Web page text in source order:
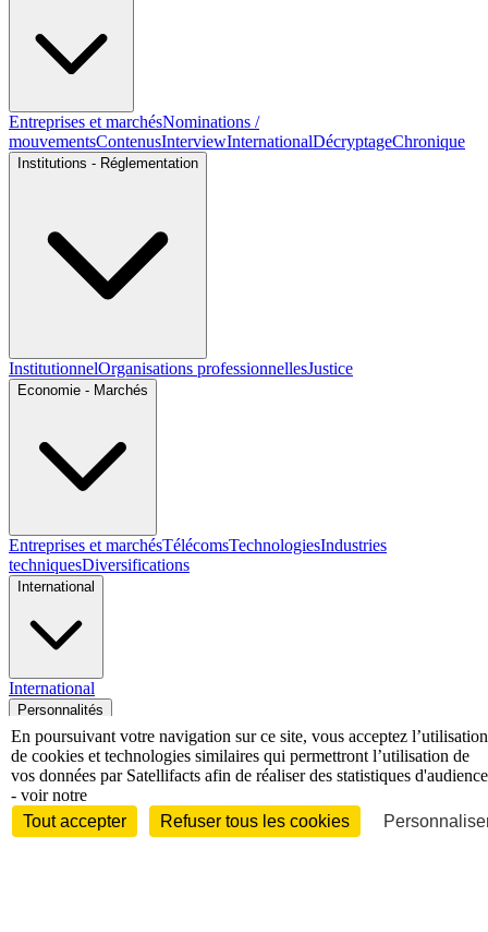
Entreprises et marchésNominations /
mouvementsContenusInterviewInternationalDécryptageChronique
Institutions - Réglementation
InstitutionnelOrganisations professionnellesJustice
Economie - Marchés
Entreprises et marchésTélécomsTechnologiesIndustries
techniquesDiversifications
International
International
Personnalités
InterviewBiographies
Nominations /
mouvementsDistinctionsDisparitionsVerbatimAu fil des (e)X
En poursuivant votre navigation sur ce site, vous acceptez l’utilisation
de cookies et technologies similaires qui permettront l’utilisation de
vos données par Satellifacts afin de réaliser des statistiques d'audience
- voir notre
Tout accepter
Refuser tous les cookies